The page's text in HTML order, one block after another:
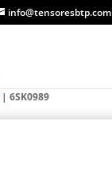
info@tensoresbtp.com
| 6SK0989